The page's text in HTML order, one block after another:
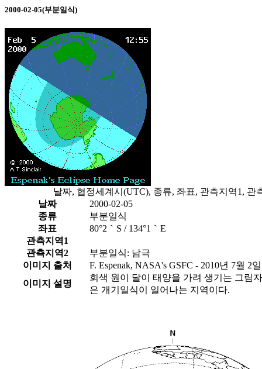
2000-02-05(부분일식)
날짜, 협정세계시(UTC), 종류, 좌표, 관측지역1,
날짜
2000-02-05
종류
부분일식
좌표
80°2｀S / 134°1｀E
관측지역1
관측지역2
부분일식: 남극
이미지 출처
F. Espenak, NASA's GSFC - 2010년 7월 2일
이미지 설명
회색 원이 달이 태양을 가려 생기는 그림
은 개기일식이 일어나는 지역이다.